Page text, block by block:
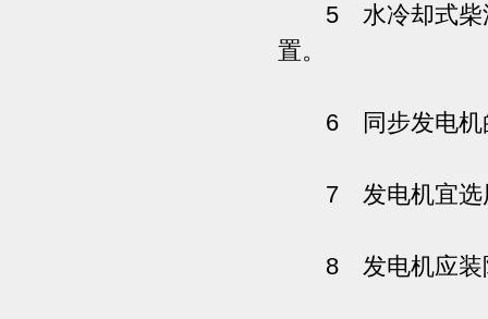
5 水冷却式柴油
置。
6 同步发电机
7 发电机宜选用
8 发电机应装